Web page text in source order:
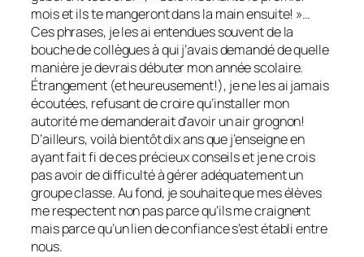
mois et ils te mangeront dans la main ensuite! »…
Ces phrases, je les ai entendues souvent de la
bouche de collègues à qui j’avais demandé de quelle
manière je devrais débuter mon année scolaire.
Étrangement (et heureusement!), je ne les ai jamais
écoutées, refusant de croire qu’installer mon
autorité me demanderait d’avoir un air grognon!
D’ailleurs, voilà bientôt dix ans que j’enseigne en
ayant fait fi de ces précieux conseils et je ne crois
pas avoir de difficulté à gérer adéquatement un
groupe classe. Au fond, je souhaite que mes élèves
me respectent non pas parce qu’ils me craignent
mais parce qu’un lien de confiance s’est établi entre
nous.